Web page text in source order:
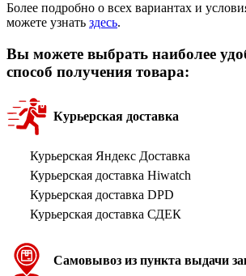
Более подробно о всех вариантах и
можете узнать здесь.
Вы можете выбрать наиболее
способ получения товара:
Курьерская доставка
Курьерская Яндекс Доставка
Курьерская доставка Hiwatch
Курьерская доставка DPD
Курьерская доставка СДЕК
Самовывоз из пункта выдачи